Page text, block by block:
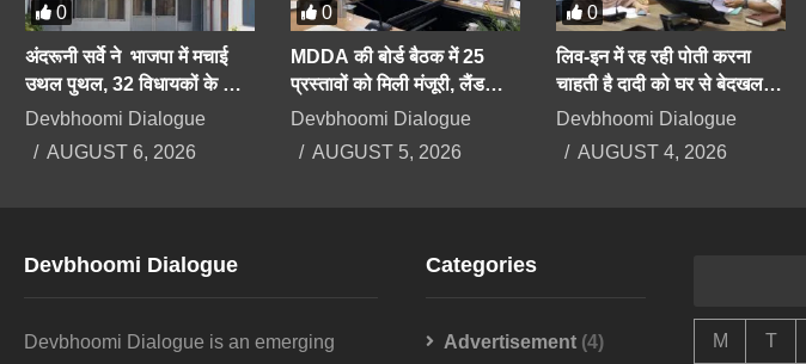
0
अंदरूनी सर्वे ने भाजपा में मचाई
उथल पुथल, 32 विधायकों के कट
सकते हैं टिकट, सीएम को भी सेफ
Devbhoomi Dialogue
AUGUST 6, 2026
0
MDDA की बोर्ड बैठक में 25
प्रस्तावों को मिली मंजूरी, लैंड
पूलिंग, पर्यटन, औद्योगिक भवनों पर
Devbhoomi Dialogue
AUGUST 5, 2026
0
लिव-इन में रह रही पोती करना
चाहती है दादी को घर से बेदखल,
बिगड़ैल पोती पर महिला सेल करेगी
Devbhoomi Dialogue
AUGUST 4, 2026
Devbhoomi Dialogue
Devbhoomi Dialogue is an emerging
Categories
Advertisement (4)
M T